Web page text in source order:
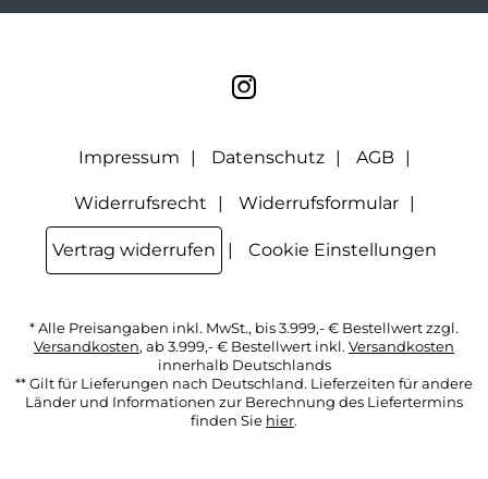
Wirkung für die Zukunft widerrufen, indem ich den Link
"Abmelden" am Ende des Newsletters anklicke oder die
Impressum Datenschutz AGB
Widerrufsrecht Widerrufsformular
Vertrag widerrufen Cookie Einstellungen
* Alle Preisangaben inkl. MwSt., bis 3.999,- € Bestellwert zzgl.
Versandkosten, ab 3.999,- € Bestellwert inkl. Versandkosten
innerhalb Deutschlands
** Gilt für Lieferungen nach Deutschland. Lieferzeiten für andere
Länder und Informationen zur Berechnung des Liefertermins
finden Sie hier.